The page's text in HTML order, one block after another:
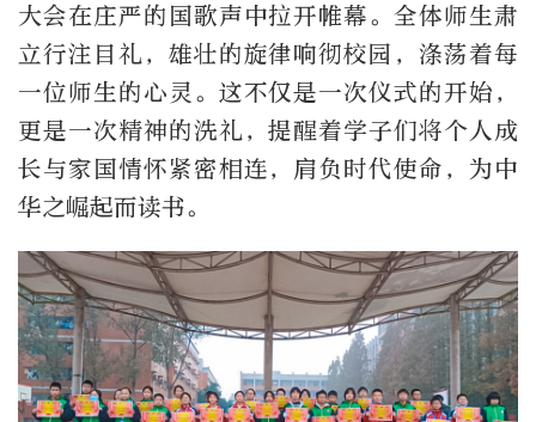
大会在庄严的国歌声中拉开帷幕。全体师生肃
立行注目礼，雄壮的旋律响彻校园，涤荡着每
一位师生的心灵。这不仅是一次仪式的开始，
更是一次精神的洗礼，提醒着学子们将个人成
长与家国情怀紧密相连，肩负时代使命，为中
华之崛起而读书。